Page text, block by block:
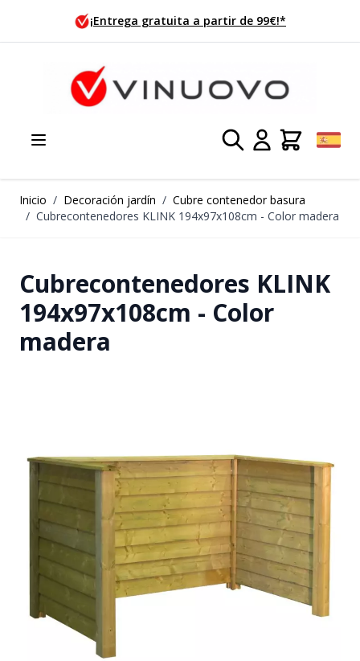
¡Pedido hoy, enviado mañana!
Inicio / Decoración jardín / Cubre contenedor basura
/ Cubrecontenedores KLINK 194x97x108cm - Color madera
Cubrecontenedores KLINK
194x97x108cm - Color
madera